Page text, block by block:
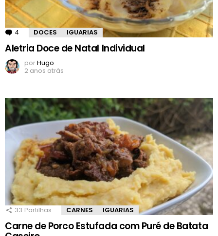
4 Comentários
DOCES IGUARIAS
Aletria Doce de Natal Individual
porHugo
2 anos atrás
33 Partilhas CARNES IGUARIAS
Carne de Porco Estufada com Puré de Batata